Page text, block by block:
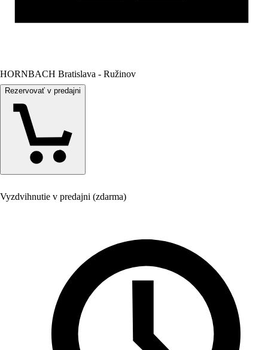
HORNBACH Bratislava - Ružinov
Rezervovať v predajni
Vyzdvihnutie v predajni (zdarma)